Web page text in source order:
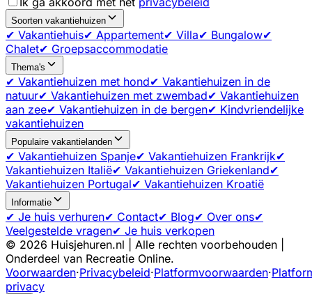
Soorten vakantiehuizen
✔ Vakantiehuis✔ Appartement✔ Villa✔ Bungalow✔
Chalet✔ Groepsaccommodatie
Thema's
✔ Vakantiehuizen met hond✔ Vakantiehuizen in de
natuur✔ Vakantiehuizen met zwembad✔ Vakantiehuizen
aan zee✔ Vakantiehuizen in de bergen✔ Kindvriendelijke
vakantiehuizen
Populaire vakantielanden
✔ Vakantiehuizen Spanje✔ Vakantiehuizen Frankrijk✔
Vakantiehuizen Italië✔ Vakantiehuizen Griekenland✔
Vakantiehuizen Portugal✔ Vakantiehuizen Kroatië
Informatie
✔ Je huis verhuren✔ Contact✔ Blog✔ Over ons✔
Veelgestelde vragen✔ Je huis verkopen
© 2026 Huisjehuren.nl | Alle rechten voorbehouden |
Onderdeel van Recreatie Online.
Voorwaarden·Privacybeleid·Platformvoorwaarden·
privacy